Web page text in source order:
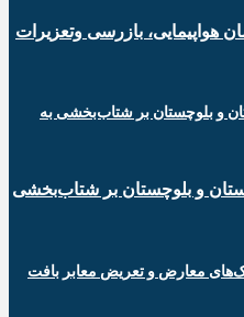
هواپیمایی، بازرسی وتعزیرات
و بلوچستان بر شتاب‌بخشی